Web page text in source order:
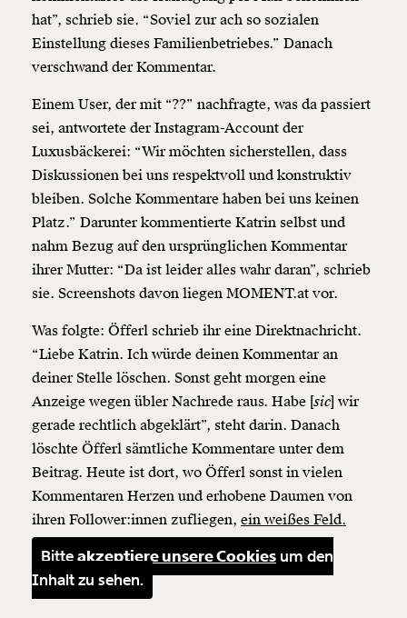
hat”, schrieb sie. “Soviel zur ach so sozialen
Einstellung dieses Familienbetriebes.” Danach
verschwand der Kommentar.
Einem User, der mit “??” nachfragte, was da passiert
sei, antwortete der Instagram-Account der
Luxusbäckerei: “Wir möchten sicherstellen, dass
Diskussionen bei uns respektvoll und konstruktiv
bleiben. Solche Kommentare haben bei uns keinen
Platz.” Darunter kommentierte Katrin selbst und
nahm Bezug auf den ursprünglichen Kommentar
ihrer Mutter: “Da ist leider alles wahr daran”, schrieb
sie. Screenshots davon liegen MOMENT.at vor.
Was folgte: Öfferl schrieb ihr eine Direktnachricht.
“Liebe Katrin. Ich würde deinen Kommentar an
deiner Stelle löschen. Sonst geht morgen eine
Anzeige wegen übler Nachrede raus. Habe [sic] wir
gerade rechtlich abgeklärt”, steht darin. Danach
löschte Öfferl sämtliche Kommentare unter dem
Beitrag. Heute ist dort, wo Öfferl sonst in vielen
Kommentaren Herzen und erhobene Daumen von
ihren Follower:innen zufliegen, ein weißes Feld.
Bitteakzeptiere unsere Cookies um den
Inhalt zu sehen.